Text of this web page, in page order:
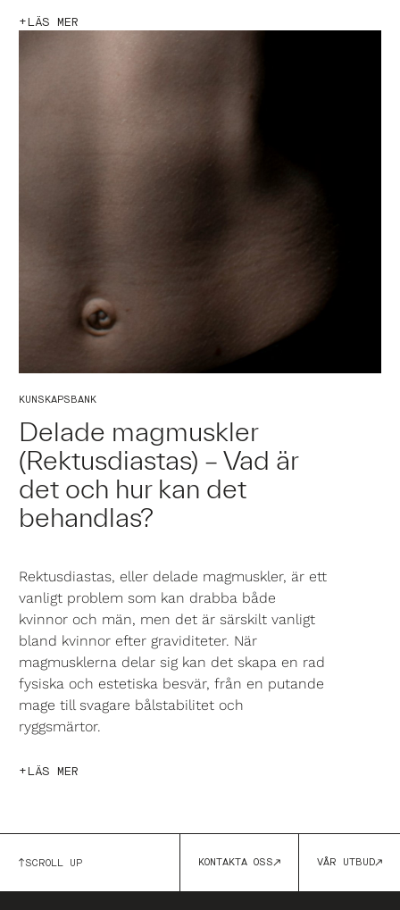
LÄS MER
KUNSKAPSBANK
Delade magmuskler
(Rektusdiastas) – Vad är
det och hur kan det
behandlas?
Rektusdiastas, eller delade magmuskler, är ett
vanligt problem som kan drabba både
kvinnor och män, men det är särskilt vanligt
bland kvinnor efter graviditeter. När
magmusklerna delar sig kan det skapa en rad
fysiska och estetiska besvär, från en putande
mage till svagare bålstabilitet och
ryggsmärtor.
LÄS MER
SCROLL UP KONTAKTA OSS VÅR UTBUD